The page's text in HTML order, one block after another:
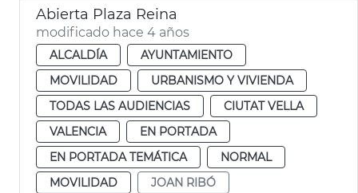
Abierta Plaza Reina
modificado hace 4 años
ALCALDÍA
AYUNTAMIENTO
MOVILIDAD
URBANISMO Y VIVIENDA
TODAS LAS AUDIENCIAS
CIUTAT VELLA
VALENCIA
EN PORTADA
EN PORTADA TEMÁTICA
NORMAL
MOVILIDAD
JOAN RIBÓ